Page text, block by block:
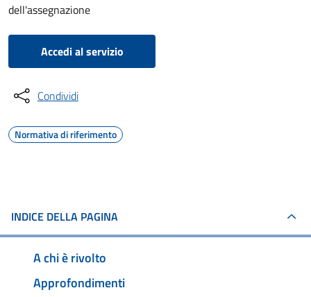
dell'assegnazione
Accedi al servizio
Condividi
Normativa di riferimento
INDICE DELLA PAGINA
A chi è rivolto
Approfondimenti